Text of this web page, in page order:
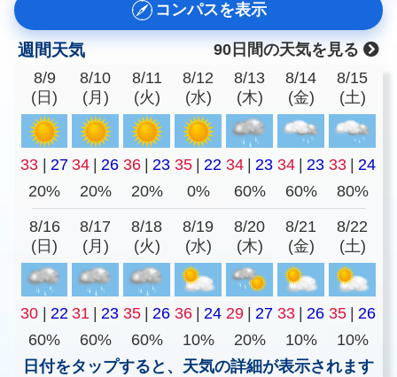
コンパスを表示
週間天気
90日間の天気を見る
8/9
(日)
8/10
(月)
8/11
(火)
8/12
(水)
8/13
(木)
8/14
(金)
8/15
(土)
33 | 27 34 | 26 36 | 23 35 | 22 34 | 23 34 | 23 33 | 24
20%
20% 20% 0% 60% 60% 80%
8/16
(日)
8/17
(月)
8/18
(火)
8/19
(水)
8/20
(木)
8/21
(金)
8/22
(土)
30 | 22 31 | 23 35 | 26 36 | 24 29 | 27 33 | 26 35 | 26
60%
60% 60% 10% 20% 10%
10%
日付をタップすると、天気の詳細が表示されます